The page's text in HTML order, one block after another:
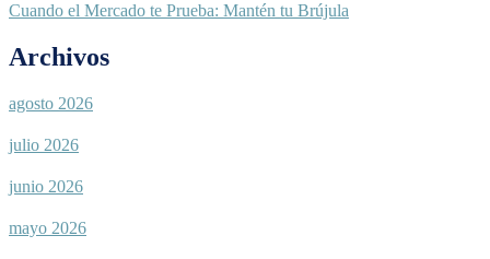
Cuando el Mercado te Prueba: Mantén tu Brújula
Archivos
agosto 2026
julio 2026
junio 2026
mayo 2026